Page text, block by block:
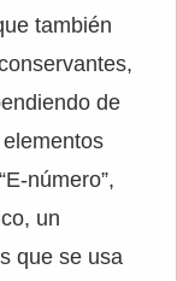
también
de
número”,
un
que se usa